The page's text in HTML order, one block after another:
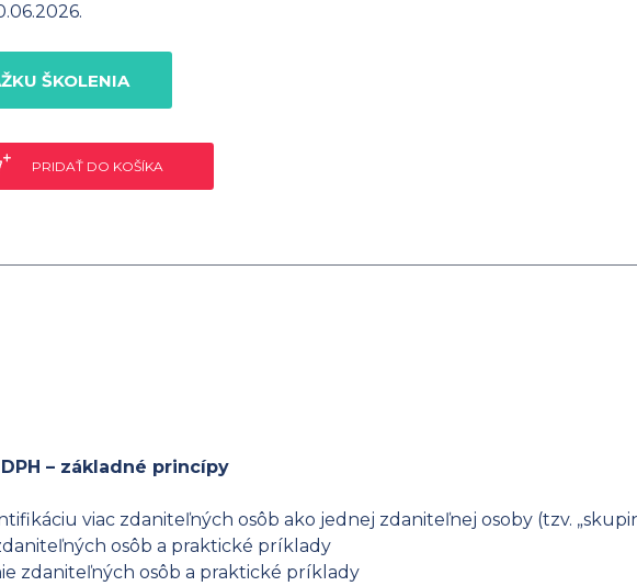
ŠKOLENIA
PRIDAŤ DO KOŠÍKA
– základné princípy
viac zdaniteľných osôb ako jednej zdaniteľnej osoby (tzv.
osôb a praktické príklady
zdaniteľných osôb a praktické príklady